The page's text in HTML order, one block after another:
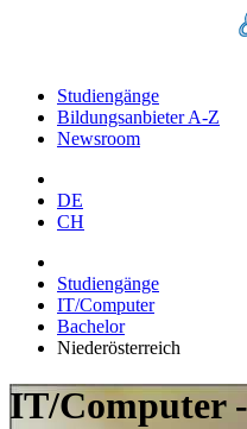
Studiengänge
Bildungsanbieter A-Z
Newsroom
DE
CH
Studiengänge
IT/Computer
Bachelor
Niederösterreich
IT/Computer